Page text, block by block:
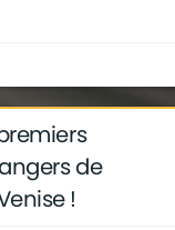
de
!